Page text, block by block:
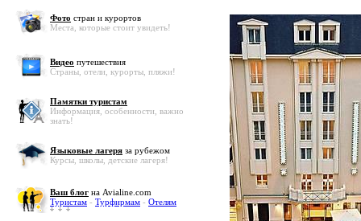
Фото стран и курортов
Места, которые стоит увидеть!
Видео путешествия
Страны, отели, курорты, пляжи!
Памятки туристам
Информация, особенности, важно
знать!
Языковые лагеря за рубежом
Курсы, школы, детские лагеря!
Ваш блог на Avialine.com
Туристам - Турфирмам - Отелям